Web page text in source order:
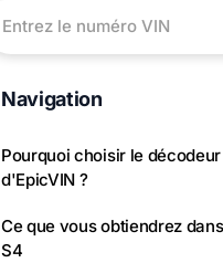
Entrez le numéro VIN
Navigation
Pourquoi choisir le
d'EpicVIN ?
Ce que vous obtiendrez
S4